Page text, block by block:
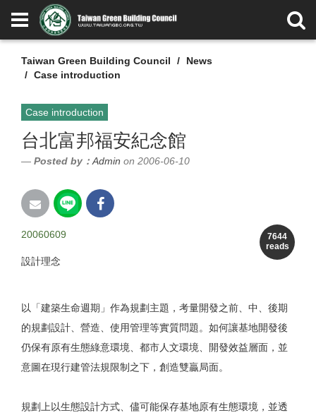
Taiwan Green Building Council
News
Case introduction
Case introduction
台北富邦福安紀念館
Posted by： Admin on 2006-06-10
7644
reads
20060609
設計理念
以「建築生命週期」作為規劃主題，考量開發之前、中、後期
的規劃設計、營造、使用管理等實質問題。如何讓基地開發後
仍保有原有生態綠意環境、都市人文環境、開發效益層面，並
意圖在現行建管法規限制之下，創造雙贏局面。
規劃上以生態設計方式、儘可能保存基地原有生態環境，並透